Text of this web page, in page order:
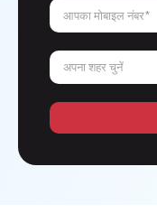
आपका मोबाइल नंबर*
अपना शहर चुनें